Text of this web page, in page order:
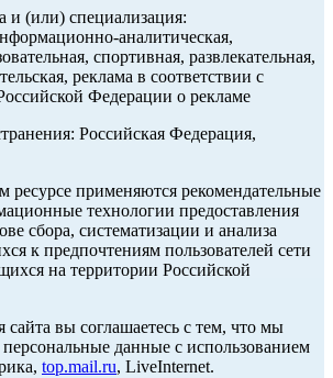
и (или) специализация:
аналитическая,
спортивная, развлекательная,
реклама в соответствии с
Федерации о рекламе
Российская Федерация,
применяются рекомендательные
технологии предоставления
сбора, систематизации и анализа
к предпочтениям пользователей сети
на территории Российской
вы соглашаетесь с тем, что мы
данные с использованием
top.mail.ru, LiveInternet.